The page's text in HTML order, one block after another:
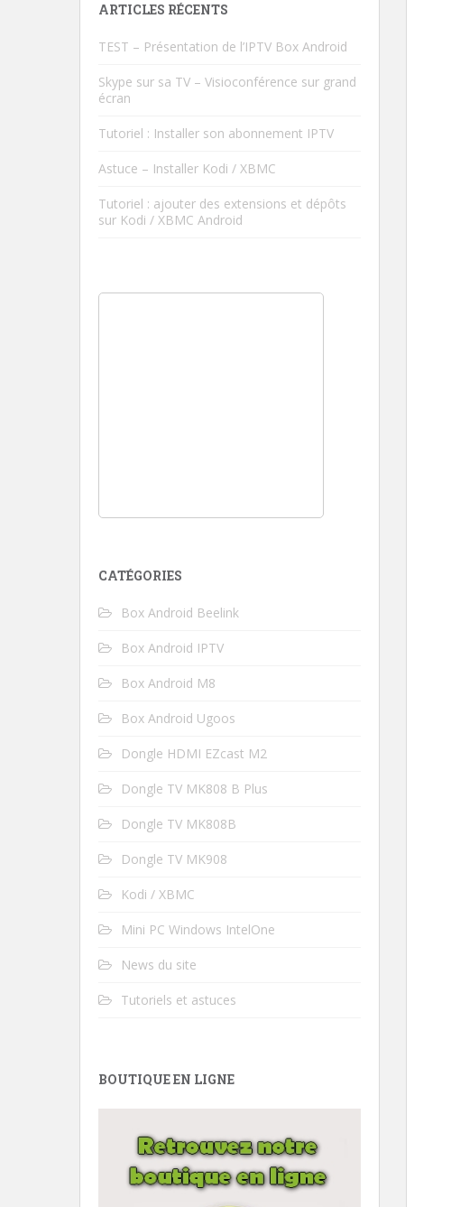
ARTICLES RÉCENTS
TEST – Présentation de l’IPTV Box Android
Skype sur sa TV – Visioconférence sur grand
écran
Tutoriel : Installer son abonnement IPTV
Astuce – Installer Kodi / XBMC
Tutoriel : ajouter des extensions et dépôts
sur Kodi / XBMC Android
CATÉGORIES
Box Android Beelink
Box Android IPTV
Box Android M8
Box Android Ugoos
Dongle HDMI EZcast M2
Dongle TV MK808 B Plus
Dongle TV MK808B
Dongle TV MK908
Kodi / XBMC
Mini PC Windows IntelOne
News du site
Tutoriels et astuces
BOUTIQUE EN LIGNE